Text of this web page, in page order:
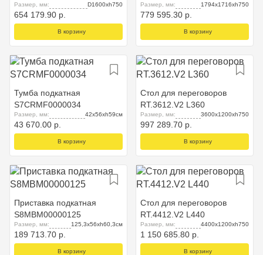
Размер, мм: D1600xh750
654 179.90 р.
В корзину
Размер, мм: 1794x1716xh750
779 595.30 р.
В корзину
Тумба подкатная
S7CRMF0000034
Размер, мм: 42x56xh59см
43 670.00 р.
В корзину
Стол для переговоров
RT.3612.V2 L360
Размер, мм: 3600x1200xh750
997 289.70 р.
В корзину
Приставка подкатная
S8MBM00000125
Размер, мм: 125,3x56xh60,3см
189 713.70 р.
В корзину
Стол для переговоров
RT.4412.V2 L440
Размер, мм: 4400x1200xh750
1 150 685.80 р.
В корзину